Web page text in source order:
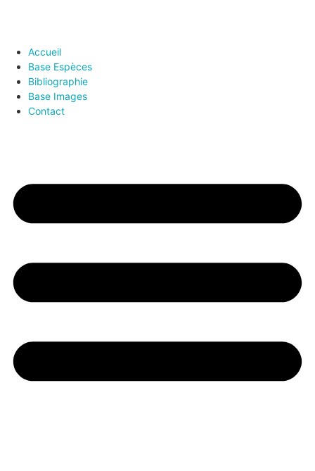
Accueil
Base Espèces
Bibliographie
Base Images
Contact